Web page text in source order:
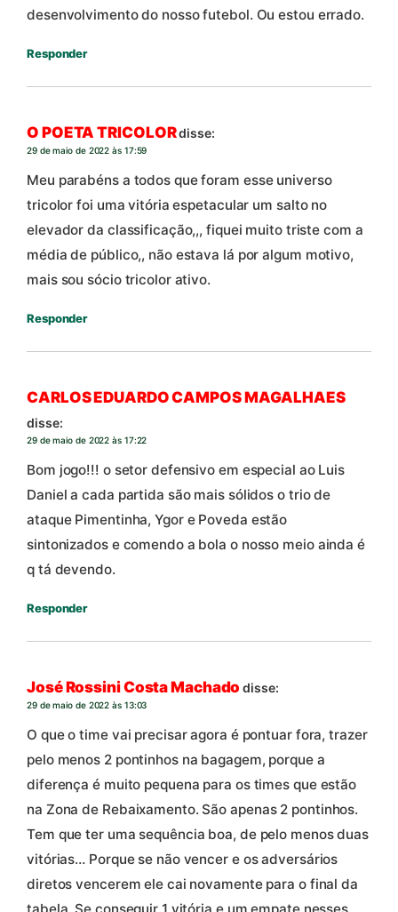
desenvolvimento do nosso futebol. Ou estou errado.
Responder
O POETA TRICOLORdisse:
29 de maio de 2022 às 17:59
Meu parabéns a todos que foram esse universo
tricolor foi uma vitória espetacular um salto no
elevador da classificação,,, fiquei muito triste com a
média de público,, não estava lá por algum motivo,
mais sou sócio tricolor ativo.
Responder
CARLOS EDUARDO CAMPOS MAGALHAES
disse:
29 de maio de 2022 às 17:22
Bom jogo!!! o setor defensivo em especial ao Luis
Daniel a cada partida são mais sólidos o trio de
ataque Pimentinha, Ygor e Poveda estão
sintonizados e comendo a bola o nosso meio ainda é
q tá devendo.
Responder
José Rossini Costa Machado disse:
29 de maio de 2022 às 13:03
O que o time vai precisar agora é pontuar fora, trazer
pelo menos 2 pontinhos na bagagem, porque a
diferença é muito pequena para os times que estão
na Zona de Rebaixamento. São apenas 2 pontinhos.
Tem que ter uma sequência boa, de pelo menos duas
vitórias… Porque se não vencer e os adversários
diretos vencerem ele cai novamente para o final da